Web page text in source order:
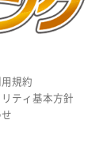
規約
ティ基本方針